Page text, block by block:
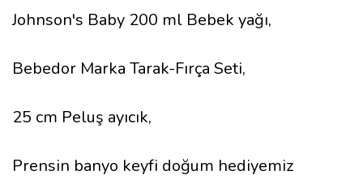
Johnson's Baby 200 ml Bebek yağı,
Bebedor Marka Tarak-Fırça Seti,
25 cm Peluş ayıcık,
Prensin banyo keyfi doğum hediyemiz